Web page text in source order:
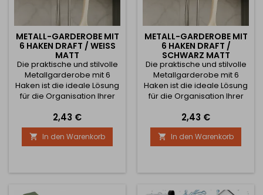
METALL-GARDEROBE MIT
6 HAKEN DRAFT / WEISS M
ATT
Die praktische und stilvolle
Metallgarderobe mit 6
Haken ist die ideale Lösung
für die Organisation Ihrer
bequeme und
platzsparende Aufhängen
von alltäglichen
Küchenutensilien - ohne zu
unter einem Regal oder
brauchen, immer
Preis
2,43 €
 In den Warenkorb
METALL-GARDEROBE MIT
6 HAKEN DRAFT /
SCHWARZ MATT
Die praktische und stilvolle
Metallgarderobe mit 6
Haken ist die ideale Lösung
für die Organisation Ihrer
bequeme und
platzsparende Aufhängen
von alltäglichen
Küchenutensilien - ohne zu
unter einem Regal oder
brauchen, immer
Preis
2,43 €
 In den Warenkorb